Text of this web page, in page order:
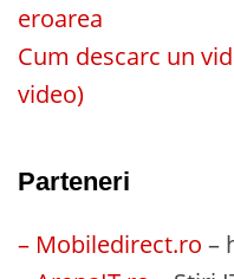
eroarea
Cum descarc un
video)
Parteneri
– Mobiledirect.ro –